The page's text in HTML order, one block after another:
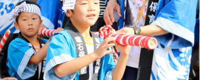
かどる、島原の新たなワークプ
レイス「コワーキングスペース
NODE島原店」
【NEW OPEN】英語が好きにな
イチオシ美女No.33 フレッシュな
いろはや美女スタッフご紹介♪